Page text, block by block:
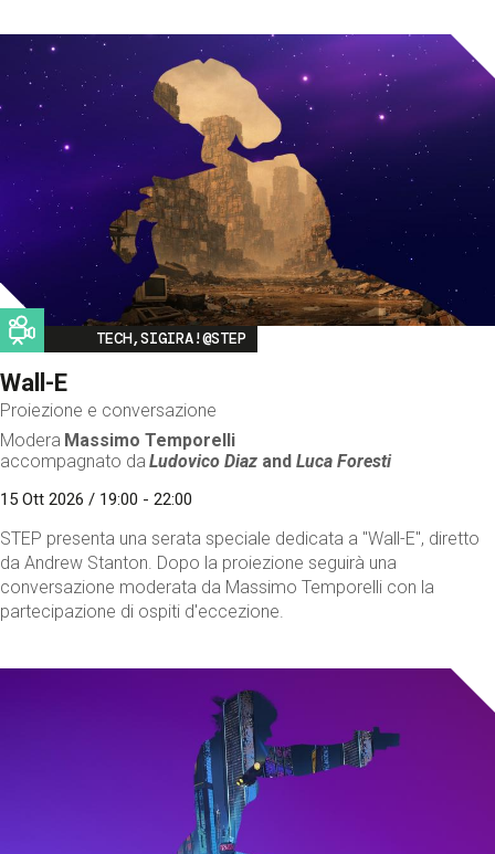
Image
TECH,SIGIRA!@STEP
Wall-E
Proiezione e conversazione
Modera Massimo Temporelli
accompagnato da Ludovico Diaz andLuca Foresti
15 Ott 2026 / 19:00 - 22:00
STEP presenta una serata speciale dedicata a "Wall-E", diretto
da Andrew Stanton. Dopo la proiezione seguirà una
conversazione moderata da Massimo Temporelli con la
partecipazione di ospiti d'eccezione.